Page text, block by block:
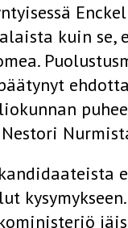
kuin se,
jäisi